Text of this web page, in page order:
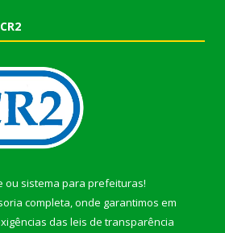
ou sistema para prefeituras!
completa, onde garantimos em
das leis de transparência